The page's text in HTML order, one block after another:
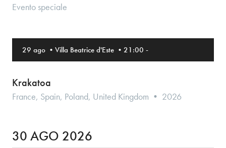
Evento speciale
29 ago • Villa Beatrice d'Este • 21:00 -
Krakatoa
France, Spain, Poland, United Kingdom • 2026
30 AGO 2026